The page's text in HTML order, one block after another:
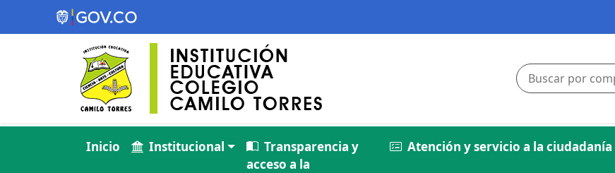
Inicio Institucional
Transparencia y
acceso a la
Atención y servicio a la ciudadanía